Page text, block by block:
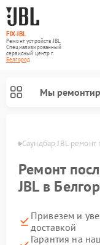
FIX-JBL
Ремонт устройств JBL
Специализированный
cервисный центр г.
Белгород
Мы
Саундбар JBL ремонт
Ремонт
JBL в
Привезем и
доставкой
Гарантия на